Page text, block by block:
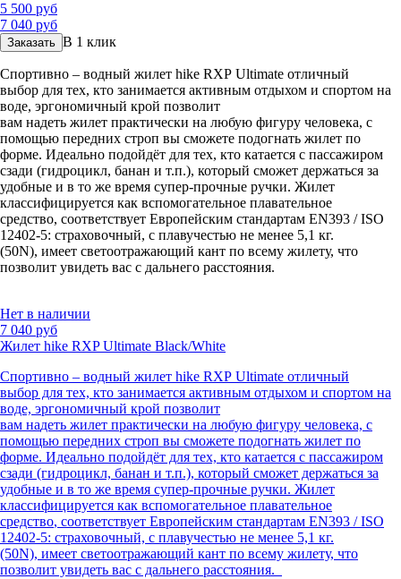
5 500 руб
7 040 руб
Заказать В 1 клик
Спортивно – водный жилет hike RXP Ultimate отличный
выбор для тех, кто занимается активным отдыхом и спортом на
воде, эргономичный крой позволит
вам надеть жилет практически на любую фигуру человека, с
помощью передних строп вы сможете подогнать жилет по
форме. Идеально подойдёт для тех, кто катается с пассажиром
сзади (гидроцикл, банан и т.п.), который сможет держаться за
удобные и в то же время супер-прочные ручки. Жилет
классифицируется как вспомогательное плавательное
средство, соответствует Европейским стандартам EN393 / ISO
12402-5: страховочный, с плавучестью не менее 5,1 кг.
(50N), имеет светоотражающий кант по всему жилету, что
позволит увидеть вас с дальнего расстояния.
Нет в наличии
7 040 руб
Жилет hike RXP Ultimate Black/White
Спортивно – водный жилет hike RXP Ultimate отличный
выбор для тех, кто занимается активным отдыхом и спортом на
воде, эргономичный крой позволит
вам надеть жилет практически на любую фигуру человека, с
помощью передних строп вы сможете подогнать жилет по
форме. Идеально подойдёт для тех, кто катается с пассажиром
сзади (гидроцикл, банан и т.п.), который сможет держаться за
удобные и в то же время супер-прочные ручки. Жилет
классифицируется как вспомогательное плавательное
средство, соответствует Европейским стандартам EN393 / ISO
12402-5: страховочный, с плавучестью не менее 5,1 кг.
(50N), имеет светоотражающий кант по всему жилету, что
позволит увидеть вас с дальнего расстояния.